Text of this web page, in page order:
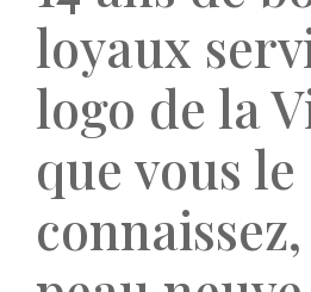
loyaux
logo de la
que vous le